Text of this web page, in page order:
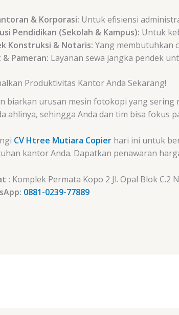
& Korporasi: Untuk efisiensi
Pendidikan (Sekolah & Kampus): Untuk
Konstruksi & Notaris: Yang membutuhkan
& Pameran: Layanan sewa jangka pendek
Produktivitas Kantor Anda Sekarang!
biarkan urusan mesin fotokopi yang
ahlinya, sehingga Anda dan tim bisa fokus
CV Htree Mutiara Copier hari ini untuk
kantor Anda. Dapatkan penawaran
: Komplek Permata Kopo 2 Jl. Opal Blok C.2
0881-0239-77889